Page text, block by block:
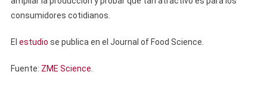
consumidores cotidianos.
El estudio se publica en el Journal of Food Science.
Fuente: ZME Science